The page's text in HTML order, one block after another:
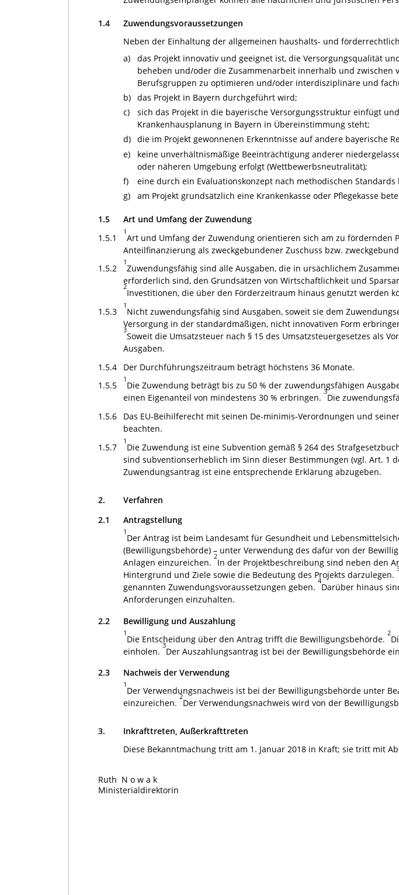
1.4
Zuwendungsvoraussetzungen
Neben der Einhaltung der allgemeinen haushalts- und
a)
das Projekt innovativ und geeignet ist, die Versorgungsqualität
beheben und/oder die Zusammenarbeit innerhalb und zwischen
Berufsgruppen zu optimieren und/oder interdisziplinäre und
b) das Projekt in Bayern durchgeführt wird;
c)
sich das Projekt in die bayerische Versorgungsstruktur einfügt
Krankenhausplanung in Bayern in Übereinstimmung steht;
d) die im Projekt gewonnenen Erkenntnisse auf andere bayerische
e)
keine unverhältnismäßige Beeinträchtigung anderer
oder näheren Umgebung erfolgt (Wettbewerbsneutralität);
f)
eine durch ein Evaluationskonzept nach methodischen
g)
am Projekt grundsätzlich eine Krankenkasse oder Pflegekasse
1.5
Art und Umfang der Zuwendung
1.5.1
1
Art und Umfang der Zuwendung orientieren sich am zu fördernden
Anteilfinanzierung als zweckgebundener Zuschuss bzw.
1.5.2
1
Zuwendungsfähig sind alle Ausgaben, die in ursächlichem
erforderlich sind, den Grundsätzen von Wirtschaftlichkeit und
2
Investitionen, die über den Förderzeitraum hinaus genutzt werden
1.5.3
1
Nicht zuwendungsfähig sind Ausgaben, soweit sie dem
Versorgung in der standardmäßigen, nicht innovativen Form
3
Soweit die Umsatzsteuer nach § 15 des Umsatzsteuergesetzes als
Ausgaben.
1.5.4
Der Durchführungszeitraum beträgt höchstens 36 Monate.
1.5.5
1
Die Zuwendung beträgt bis zu 50 % der zuwendungsfähigen
einen Eigenanteil von mindestens 30 % erbringen.
3
Die
1.5.6
Das EU-Beihilferecht mit seinen De-minimis-Verordnungen und
beachten.
1.5.7
1
Die Zuwendung ist eine Subvention gemäß § 264 des
sind subventionserheblich im Sinn dieser Bestimmungen (vgl. Art. 1
Zuwendungsantrag ist eine entsprechende Erklärung abzugeben.
2.
Verfahren
2.1
Antragstellung
1
Der Antrag ist beim Landesamt für Gesundheit und
(Bewilligungsbehörde) – unter Verwendung des dafür von der
Anlagen einzureichen.
2
In der Projektbeschreibung sind neben den
Hintergrund und Ziele sowie die Bedeutung des Projekts darzulegen.
genannten Zuwendungsvoraussetzungen geben.
4
Darüber hinaus
Anforderungen einzuhalten.
2.2
Bewilligung und Auszahlung
1
Die Entscheidung über den Antrag trifft die Bewilligungsbehörde.
2
einholen.
3
Der Auszahlungsantrag ist bei der Bewilligungsbehörde
2.3
Nachweis der Verwendung
1
Der Verwendungsnachweis ist bei der Bewilligungsbehörde unter
einzureichen.
2
Der Verwendungsnachweis wird von der
3.
Inkrafttreten, Außerkrafttreten
Diese Bekanntmachung tritt am 1. Januar 2018 in Kraft; sie tritt mit
Ruth Nowak
Ministerialdirektorin